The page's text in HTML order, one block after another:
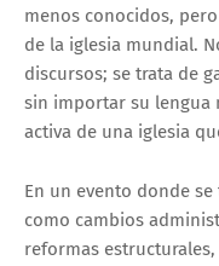
menos conocidos,
de la iglesia mundial.
discursos; se trata de
sin importar su lengua
activa de una iglesia
En un evento donde
como cambios
reformas